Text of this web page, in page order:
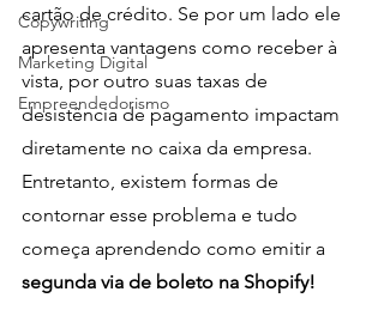
Copywriting
Marketing Digital
Empreendedorismo
cartão de crédito. Se por um lado ele
apresenta vantagens como receber à
vista, por outro suas taxas de
desistência de pagamento impactam
diretamente no caixa da empresa.
Entretanto, existem formas de
contornar esse problema e tudo
começa aprendendo como emitir a
segunda via de boleto na Shopify!